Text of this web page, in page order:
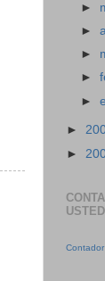
►
►
►
►
►
►
►